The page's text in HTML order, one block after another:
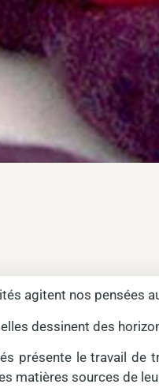
agitent nos pensées
dessinent des
présente le travail
matières sources de